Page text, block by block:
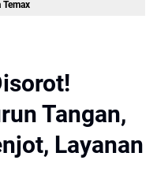
Temax
Tangan,
Layanan